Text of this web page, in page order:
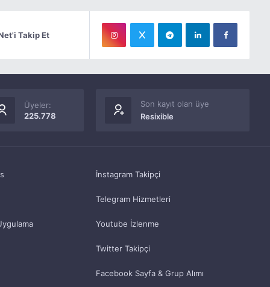
Takip Et
Üyeler:
225.778
Son kayıt olan üye
Resixible
İnstagram Takipçi
Telegram Hizmetleri
Youtube İzlenme
Twitter Takipçi
Facebook Sayfa & Grup Alımı